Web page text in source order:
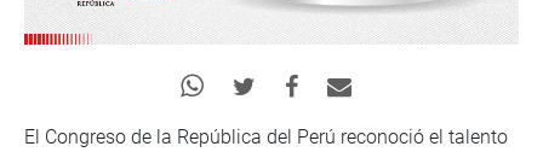
El Congreso de la República del Perú reconoció el talento